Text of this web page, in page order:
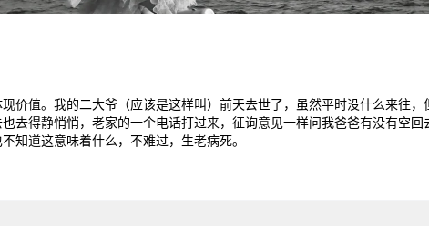
价值。我的二大爷（应该是这样叫）前天去世了，虽然平时没什么来往
去得静悄悄，老家的一个电话打过来，征询意见一样问我爸爸有没有空回
知道这意味着什么，不难过，生老病死。